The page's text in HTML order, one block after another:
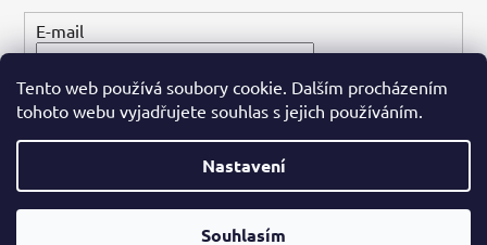
Tento web používá soubory cookie. Dalším procházením
tohoto webu vyjadřujete souhlas s jejich používáním.
Nastavení
Souhlasím
E-mail
PŘIHLÁSIT SE
Vytvořil Shoptet
Dental-ordinace.cz